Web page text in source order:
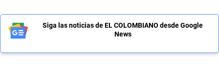
Siga las noticias de EL COLOMBIANO desde Google
News